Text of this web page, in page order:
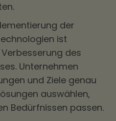
der
ist
des
Unternehmen
und Ziele genau
auswählen,
Bedürfnissen passen.